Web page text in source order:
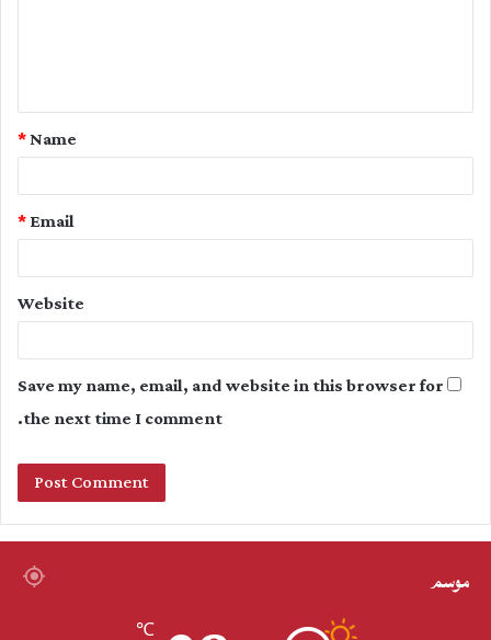
t
Name
*
Email
*
Website
Save my name, email, and website in this browser for
the next time I comment.
موسم
℃